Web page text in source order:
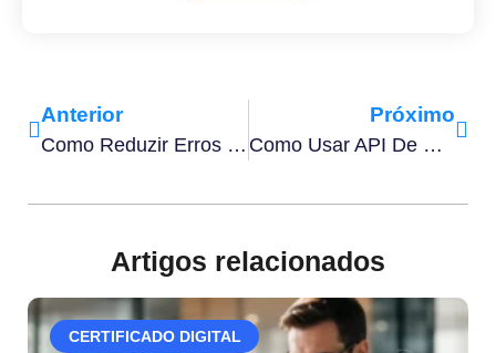
Anterior
Como Reduzir Erros Com Gestão De Apólice Automatizada E Ganhar Eficiência No Ciclo De Vida Do Seguro
Próximo
Como Usar API De Seguros Para Automatizar Sua Emissão E Integração De Sistemas
Artigos relacionados
CERTIFICADO DIGITAL